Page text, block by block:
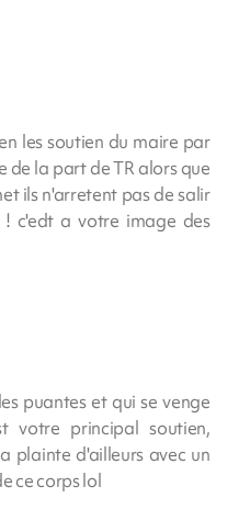
les soutien du maire par
de la part de TR alors que
ils n'arretent pas de salir
c'edt a votre image des
puantes et qui se venge
votre principal soutien,
plainte d'ailleurs avec un
ce corps lol